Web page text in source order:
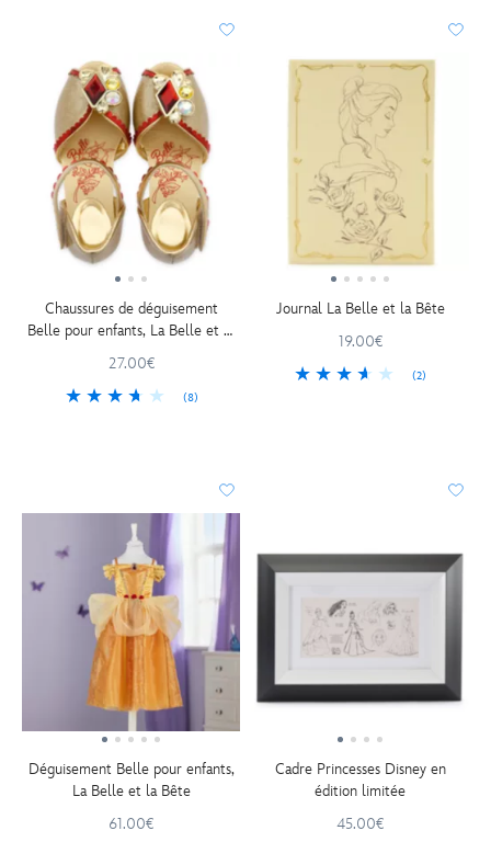
Chaussures de déguisement
Belle pour enfants, La Belle et la
27.00€
(8)
Journal La Belle et la Bête
19.00€
(2)
Déguisement Belle pour enfants,
La Belle et la Bête
61.00€
Cadre Princesses Disney en
édition limitée
45.00€